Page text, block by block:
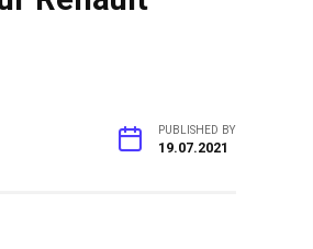
PUBLISHED BY
19.07.2021